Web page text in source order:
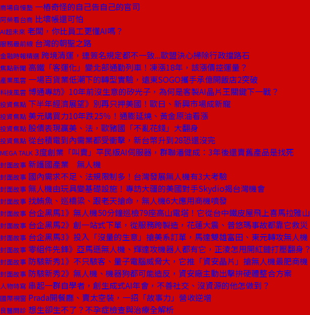
商場自慢塾 一樁奇怪的自己告自己的官司
阿榮看台商 比壞帳還可怕
AI超未來 老闆，你比員工更懂AI嗎？
服務最前線 台灣的朝聖之路
金融時報精選 跨境清運，連簽名規定都不一致...歐盟決心掃除行政擋路石
焦點新聞 高鐵「客運化」變北部通勤列車！凍漲18年，該漲價控運量？
產業風雲 一場百貨業低潮下的轉型實驗，遠東SOGO攜手承億開飯店2突破
科技風雲 博通專訪》10年前沒生意的矽光子，為何是客製AI晶片王關鍵下一戰？
投資焦點 下半年經濟展望》別再只押美國！歐日、新興市場成新寵
投資焦點 美元購買力10年跌25％！通膨延燒、黃金原油看漲
投資焦點 股債表現贏美、法，歐豬國「不亂花錢」大翻身
投資焦點 從台積電到內需業都受衝擊，新台幣升到28恐還沒完
MEGA TALK 3度創業「叫賣」平民版AI伺服器，群聯潘健成：3年後還賣舊產品是找死
封面故事 新護國產業 無人機
封面故事 國內需求不足、法規限制多！台灣發展無人機有3大考驗
封面故事 無人機由玩具變基礎設施！專訪大疆的美國對手Skydio揭台灣機會
封面故事 找鮪魚、巡橋梁、跟老天搶命，無人機6大應用商機噴發
封面故事 台企黑馬1》無人機50分鐘巡檢79座高山電塔！它從台中鐵皮屋飛上喜馬拉雅山
封面故事 台企黑馬2》創一站式下單，從服務跨製造，花蓮大震、普悠瑪事故都靠它救災
封面故事 台企黑馬3》投入「沒量的生意」搶美系訂單，馬達雙雄富田、東元轉攻無人機
封面故事 零組件先鋒》亞馬遜無人機、輝達攻機器人都有它，正淩怎甩開紅鏈打壓翻身？
封面故事 防駭新秀1》不只駭客、量子電腦威脅大，它推「資安晶片」搶無人機最肥商機
封面故事 防駭新秀2》無人機、機器狗都可能造反，資安廠主動出擊拚硬體整合方案
人物特寫 串起一群自學者，創生成式AI年會，不善社交、沒資源的他怎做到？
國際視窗 Prada開餐廳、賣太空裝，一招「故事力」營收逆增
良醫問診 想生卻生不了？不孕症檢查與治療全解析